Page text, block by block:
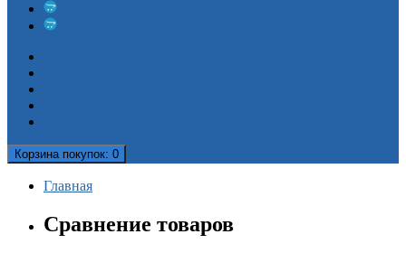
Корзина покупок: 0
Главная
Сравнение товаров